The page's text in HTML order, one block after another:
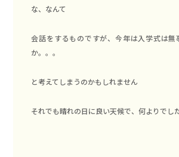
な、なんて
会話をするものですが、今年は入学式は無
か。。。
と考えてしまうのかもしれません
それでも晴れの日に良い天候で、何よりでし